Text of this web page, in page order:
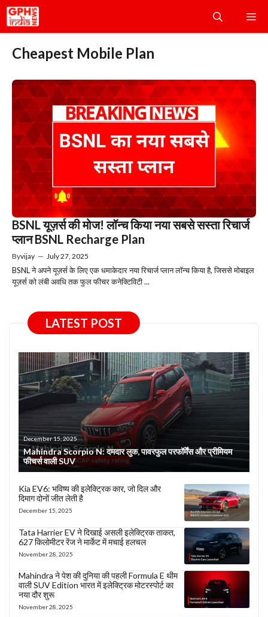
Skip
to
Cheapest Mobile Plan
BSNL यूज़र्स की मोज! लॉन्च किया नया सबसे सस्ता रिचार्ज
प्लान BSNL Recharge Plan
Byvijay — July 27, 2025
BSNL ने अपने यूज़र्स के लिए एक धमाकेदार नया रिचार्ज प्लान लॉन्च किया है, जिससे मोबाइल
यूज़र्स को लंबी अवधि तक फुल फीचर कनेक्टिविटी ...
LATEST POST
December 15, 2025
Mahindra Scorpio N: दमदार लुक, पावरफुल परफॉर्मेंस और प्रीमियम
फीचर्स वाली SUV
Kia EV6: भविष्य की इलेक्ट्रिक कार, जो दिल और
दिमाग दोनों जीत लेती है
December 15, 2025
Tata Harrier EV ने दिखाई असली इलेक्ट्रिक ताकत,
627 किलोमीटर रेंज ने मार्केट में मचाई हलचल
November 28, 2025
Mahindra ने पेश की दुनिया की पहली Formula E थीम
वाली SUV Edition भारत में इलेक्ट्रिक मोटरस्पोर्ट का
नया दौर शुरू
November 28, 2025